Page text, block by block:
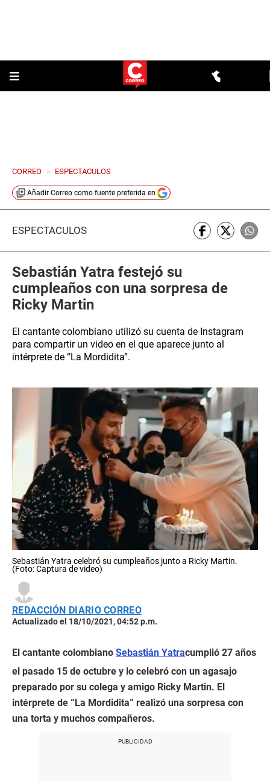
CORREO > ESPECTACULOS
Añadir Correo como fuente preferida en
ESPECTÁCULOS
Sebastián Yatra festejó su
cumpleaños con una sorpresa de
Ricky Martin
El cantante colombiano utilizó su cuenta de Instagram
para compartir un video en el que aparece junto al
intérprete de “La Mordidita”.
Sebastián Yatra celebró su cumpleaños junto a Ricky Martin.
(Foto: Captura de video)
REDACCIÓN DIARIO CORREO
Actualizado el 18/10/2021, 04:52 p.m.
El cantante colombiano Sebastián Yatracumplió 27 años
el pasado 15 de octubre y lo celebró con un agasajo
preparado por su colega y amigo Ricky Martin. El
intérprete de “La Mordidita” realizó una sorpresa con
una torta y muchos compañeros.